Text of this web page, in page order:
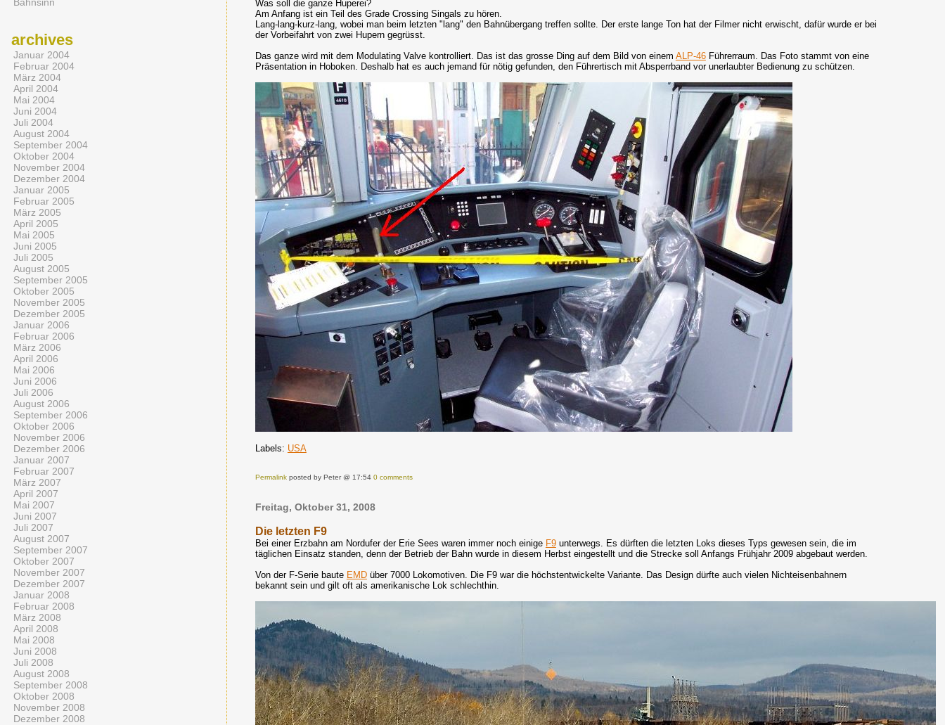
Was soll die ganze Huperei?
Am Anfang ist ein Teil des Grade Crossing Singals zu hören.
Lang-lang-kurz-lang, wobei man beim letzten "lang" den Bahnübergang treffen sollte. Der erste lange Ton hat der Filmer nicht erwischt, dafür wurde er bei
der Vorbeifahrt von zwei Hupern gegrüsst.
Das ganze wird mit dem Modulating Valve kontrolliert. Das ist das grosse Ding auf dem Bild von einem ALP-46Führerraum. Das Foto stammt von eine
Präsentation in Hoboken. Deshalb hat es auch jemand für nötig gefunden, den Führertisch mit Absperrband vor unerlaubter Bedienung zu schützen.
Labels: USA
Permalinkposted by Peter @ 17:54 0 comments
Freitag, Oktober 31, 2008
Die letzten F9
Bei einer Erzbahn am Nordufer der Erie Sees waren immer noch einige F9unterwegs. Es dürften die letzten Loks dieses Typs gewesen sein, die im
täglichen Einsatz standen, denn der Betrieb der Bahn wurde in diesem Herbst eingestellt und die Strecke soll Anfangs Frühjahr 2009 abgebaut werden.
Von der F-Serie baute EMDüber 7000 Lokomotiven. Die F9 war die höchstentwickelte Variante. Das Design dürfte auch vielen Nichteisenbahnern
bekannt sein und gilt oft als amerikanische Lok schlechthin.
archives
Januar 2004
Februar 2004
März 2004
April 2004
Mai 2004
Juni 2004
Juli 2004
August 2004
September 2004
Oktober 2004
November 2004
Dezember 2004
Januar 2005
Februar 2005
März 2005
April 2005
Mai 2005
Juni 2005
Juli 2005
August 2005
September 2005
Oktober 2005
November 2005
Dezember 2005
Januar 2006
Februar 2006
März 2006
April 2006
Mai 2006
Juni 2006
Juli 2006
August 2006
September 2006
Oktober 2006
November 2006
Dezember 2006
Januar 2007
Februar 2007
März 2007
April 2007
Mai 2007
Juni 2007
Juli 2007
August 2007
September 2007
Oktober 2007
November 2007
Dezember 2007
Januar 2008
Februar 2008
März 2008
April 2008
Mai 2008
Juni 2008
Juli 2008
August 2008
September 2008
Oktober 2008
November 2008
Dezember 2008